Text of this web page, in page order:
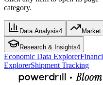
category.
Data Analysis4 Market
Research & Insights4
Economic Data Explorer
ExplorerShipment Tracking